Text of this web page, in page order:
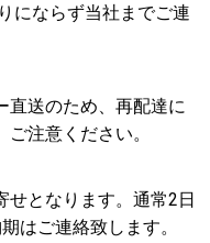
にならず当社までご連
直送のため、再配達に
注意ください。
せとなります。通常2日
はご連絡致します。